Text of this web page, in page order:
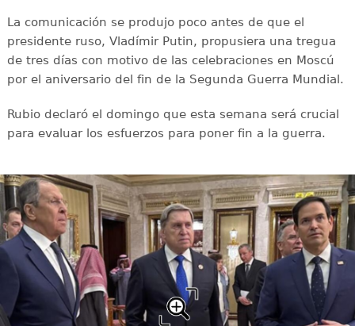
La comunicación se produjo poco antes de que el
presidente ruso, Vladímir Putin, propusiera una tregua
de tres días con motivo de las celebraciones en Moscú
por el aniversario del fin de la Segunda Guerra Mundial.
Rubio declaró el domingo que esta semana será crucial
para evaluar los esfuerzos para poner fin a la guerra.